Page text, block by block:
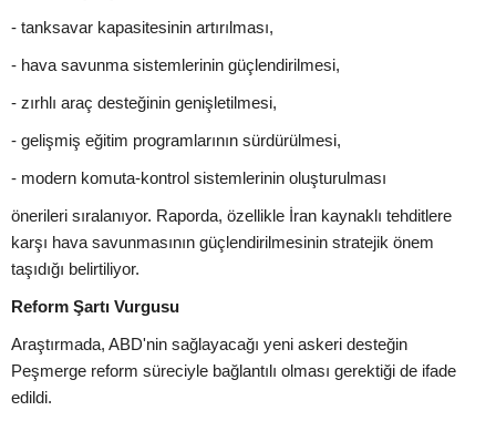
- tanksavar kapasitesinin artırılması,
- hava savunma sistemlerinin güçlendirilmesi,
- zırhlı araç desteğinin genişletilmesi,
- gelişmiş eğitim programlarının sürdürülmesi,
- modern komuta-kontrol sistemlerinin oluşturulması
önerileri sıralanıyor. Raporda, özellikle İran kaynaklı tehditlere
karşı hava savunmasının güçlendirilmesinin stratejik önem
taşıdığı belirtiliyor.
Reform Şartı Vurgusu
Araştırmada, ABD'nin sağlayacağı yeni askeri desteğin
Peşmerge reform süreciyle bağlantılı olması gerektiği de ifade
edildi.